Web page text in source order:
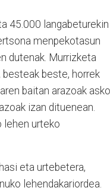
45.000 langabeturekin
menpekotasun
dutenak. Murrizketa
beste, horrek
baitan arazoak asko
izan dituenean.
lehen urteko
eta urtebetera,
lehendakariordea.